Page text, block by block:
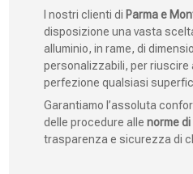
I nostri clienti di Parma e
disposizione una vasta
alluminio, in rame, di
personalizzabili, per riuscire
perfezione qualsiasi
Garantiamo l’assoluta
delle procedure alle norme
trasparenza e sicurezza di